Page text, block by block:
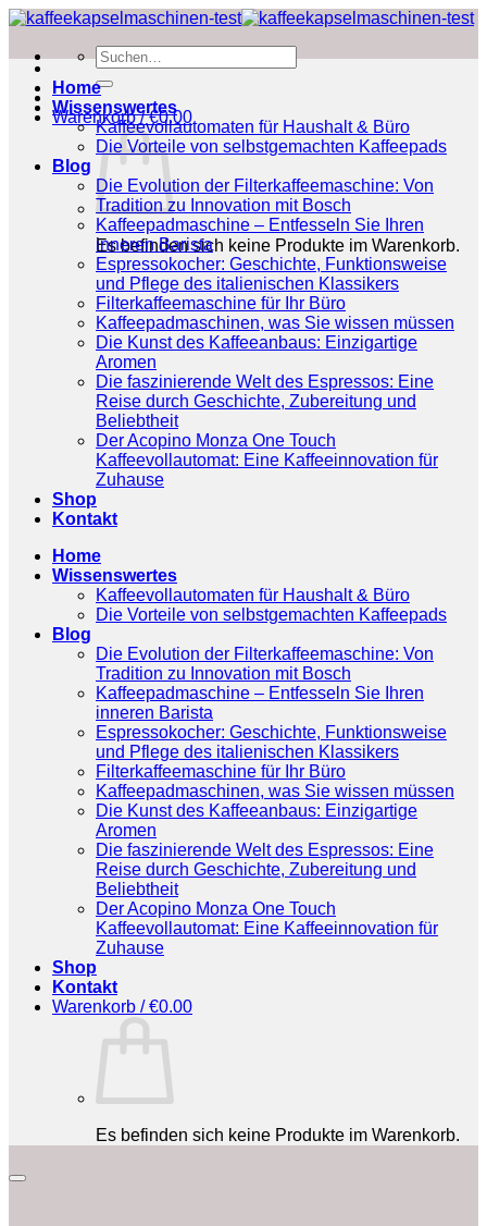
Zum
springen
Suchen
nach:
Warenkorb /€0.00
Es befinden sich keine Produkte im Warenkorb.
Home
Wissenswertes
Kaffeevollautomaten für Haushalt & Büro
Die Vorteile von selbstgemachten Kaffeepads
Blog
Die Evolution der Filterkaffeemaschine: Von
Tradition zu Innovation mit Bosch
Kaffeepadmaschine – Entfesseln Sie Ihren
inneren Barista
Espressokocher: Geschichte, Funktionsweise
und Pflege des italienischen Klassikers
Filterkaffeemaschine für Ihr Büro
Kaffeepadmaschinen, was Sie wissen müssen
Die Kunst des Kaffeeanbaus: Einzigartige
Aromen
Die faszinierende Welt des Espressos: Eine
Reise durch Geschichte, Zubereitung und
Beliebtheit
Der Acopino Monza One Touch
Kaffeevollautomat: Eine Kaffeeinnovation für
Zuhause
Shop
Kontakt
Home
Wissenswertes
Kaffeevollautomaten für Haushalt & Büro
Die Vorteile von selbstgemachten Kaffeepads
Blog
Die Evolution der Filterkaffeemaschine: Von
Tradition zu Innovation mit Bosch
Kaffeepadmaschine – Entfesseln Sie Ihren
inneren Barista
Espressokocher: Geschichte, Funktionsweise
und Pflege des italienischen Klassikers
Filterkaffeemaschine für Ihr Büro
Kaffeepadmaschinen, was Sie wissen müssen
Die Kunst des Kaffeeanbaus: Einzigartige
Aromen
Die faszinierende Welt des Espressos: Eine
Reise durch Geschichte, Zubereitung und
Beliebtheit
Der Acopino Monza One Touch
Kaffeevollautomat: Eine Kaffeeinnovation für
Zuhause
Shop
Kontakt
Warenkorb /€0.00
Es befinden sich keine Produkte im Warenkorb.